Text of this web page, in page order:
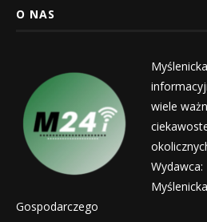
O NAS
wiele
Wydawca:
Gospodarczego